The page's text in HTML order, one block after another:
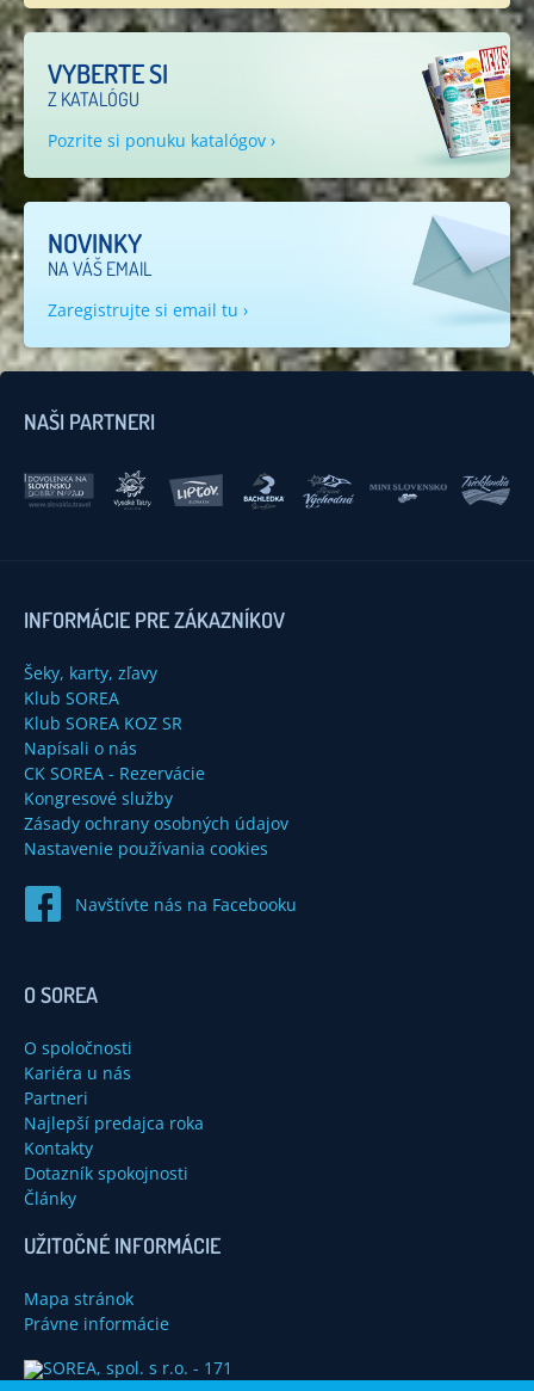
VYBERTE SI
Z KATALÓGU
Pozrite si ponuku katalógov ›
NOVINKY
NA VÁŠ EMAIL
Zaregistrujte si email tu ›
NAŠI PARTNERI
INFORMÁCIE PRE ZÁKAZNÍKOV
Šeky, karty, zľavy
Klub SOREA
Klub SOREA KOZ SR
Napísali o nás
CK SOREA - Rezervácie
Kongresové služby
Zásady ochrany osobných údajov
Nastavenie používania cookies
Navštívte nás na Facebooku
O SOREA
O spoločnosti
Kariéra u nás
Partneri
Najlepší predajca roka
Kontakty
Dotazník spokojnosti
Články
UŽITOČNÉ INFORMÁCIE
Mapa stránok
Právne informácie